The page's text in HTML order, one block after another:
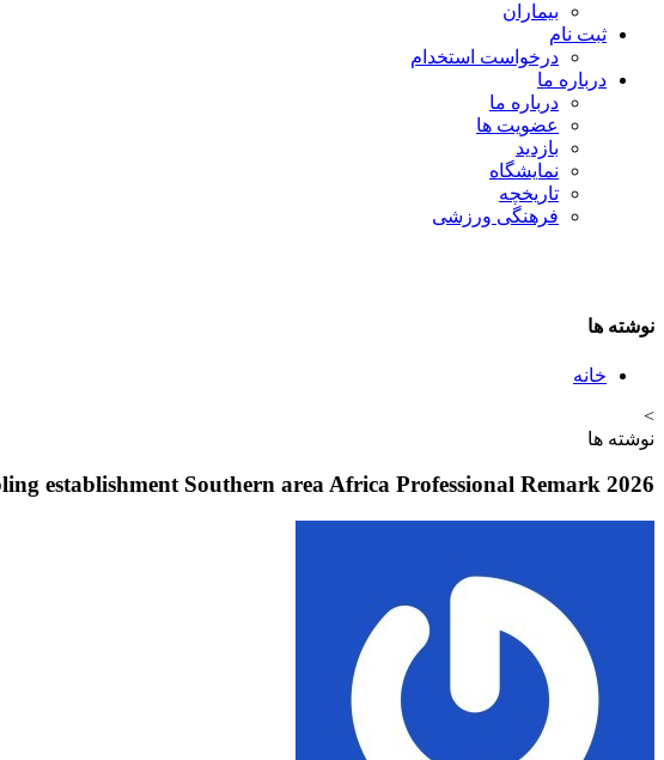
بيماران
ثبت نام
درخواست استخدام
درباره ما
درباره ما
عضویت ها
بازدید
نمایشگاه
تاريخچه
فرهنگی ورزشی
نوشته ها
خانه
>
نوشته ها
establishment Southern area Africa Professional Remark 2026